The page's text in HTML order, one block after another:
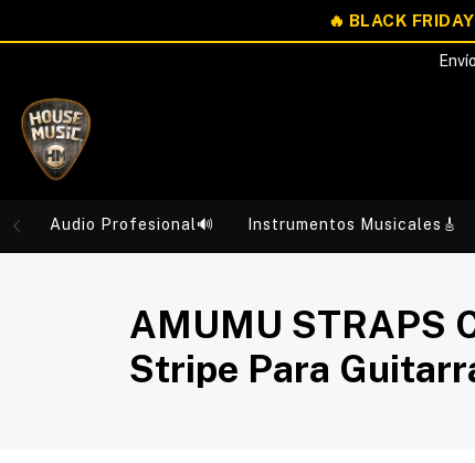
Audio Profesional🔊 Instrumentos Musicales🎸
AMUMU STRAPS
Stripe Para